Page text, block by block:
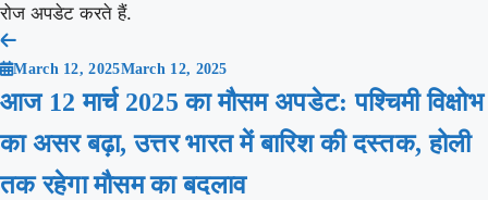
रोज अपडेट करते हैं.
Post
navigation
March 12, 2025March 12, 2025
आज 12 मार्च 2025 का मौसम अपडेट: पश्चिमी विक्षोभ
का असर बढ़ा, उत्तर भारत में बारिश की दस्तक, होली
तक रहेगा मौसम का बदलाव